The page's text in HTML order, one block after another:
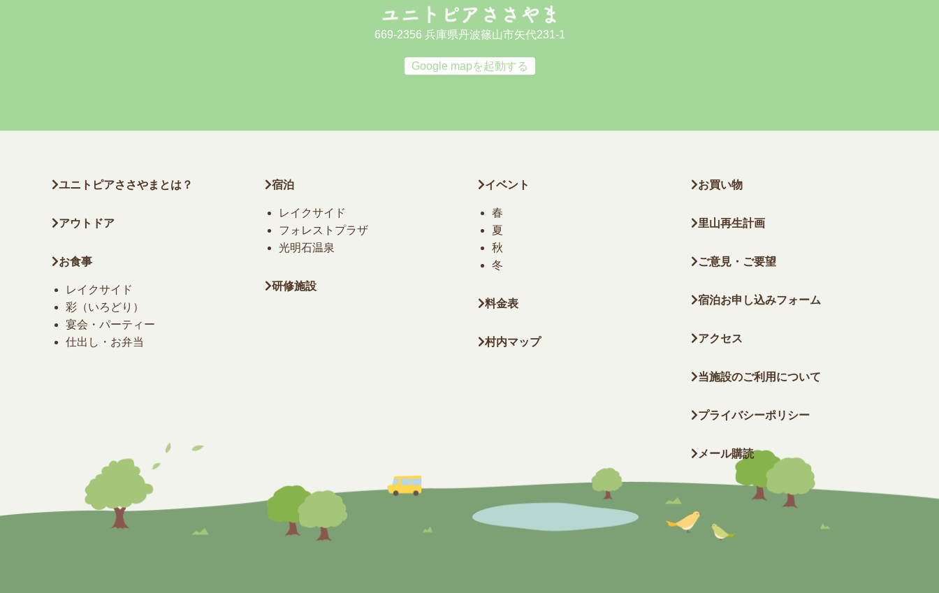
669-2356 兵庫県丹波篠山市矢代231-1
Google mapを起動する
ユニトピアささやまとは？
アウトドア
お食事
レイクサイド
彩（いろどり）
宴会・パーティー
仕出し・お弁当
宿泊
レイクサイド
フォレストプラザ
光明石温泉
研修施設
イベント
春
夏
秋
冬
料金表
村内マップ
お買い物
里山再生計画
ご意見・ご要望
宿泊お申し込みフォーム
アクセス
当施設のご利用について
プライバシーポリシー
メール購読